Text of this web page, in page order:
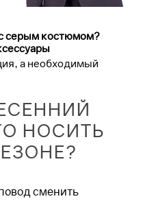
НОСИТЬ
сменить
серым костюмом?
а необходимый